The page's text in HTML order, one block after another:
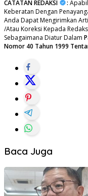
CATATAN REDAKSI :
Keberatan Dengan
Anda Dapat Mengirimkan
/Atau Koreksi Kepada
Sebagaimana Diatur Dalam
Nomor 40 Tahun 1999
Baca Juga